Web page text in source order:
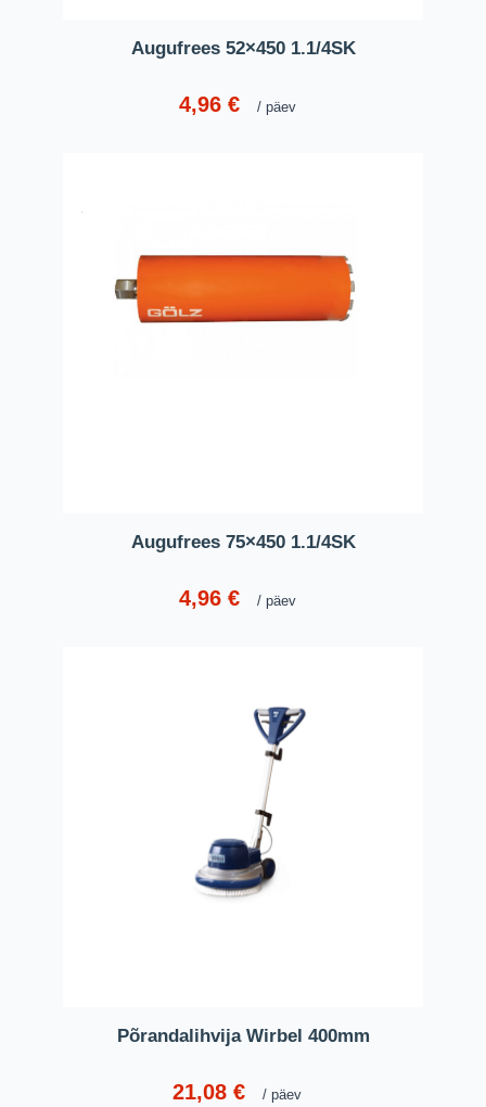
Augufrees 52×450 1.1/4SK
4,96 € päev
Augufrees 75×450 1.1/4SK
4,96 € päev
Põrandalihvija Wirbel 400mm
21,08€ päev